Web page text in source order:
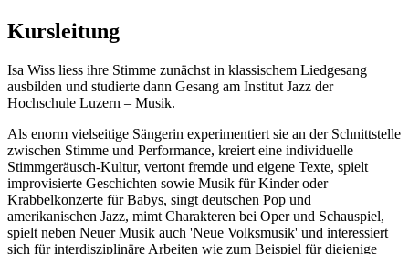
Kursleitung
Isa Wiss liess ihre Stimme zunächst in klassischem Liedgesang
ausbilden und studierte dann Gesang am Institut Jazz der
Hochschule Luzern – Musik.
Als enorm vielseitige Sängerin experimentiert sie an der Schnittstelle
zwischen Stimme und Performance, kreiert eine individuelle
Stimmgeräusch-Kultur, vertont fremde und eigene Texte, spielt
improvisierte Geschichten sowie Musik für Kinder oder
Krabbelkonzerte für Babys, singt deutschen Pop und
amerikanischen Jazz, mimt Charakteren bei Oper und Schauspiel,
spielt neben Neuer Musik auch 'Neue Volksmusik' und interessiert
sich für interdisziplinäre Arbeiten wie zum Beispiel für diejenige